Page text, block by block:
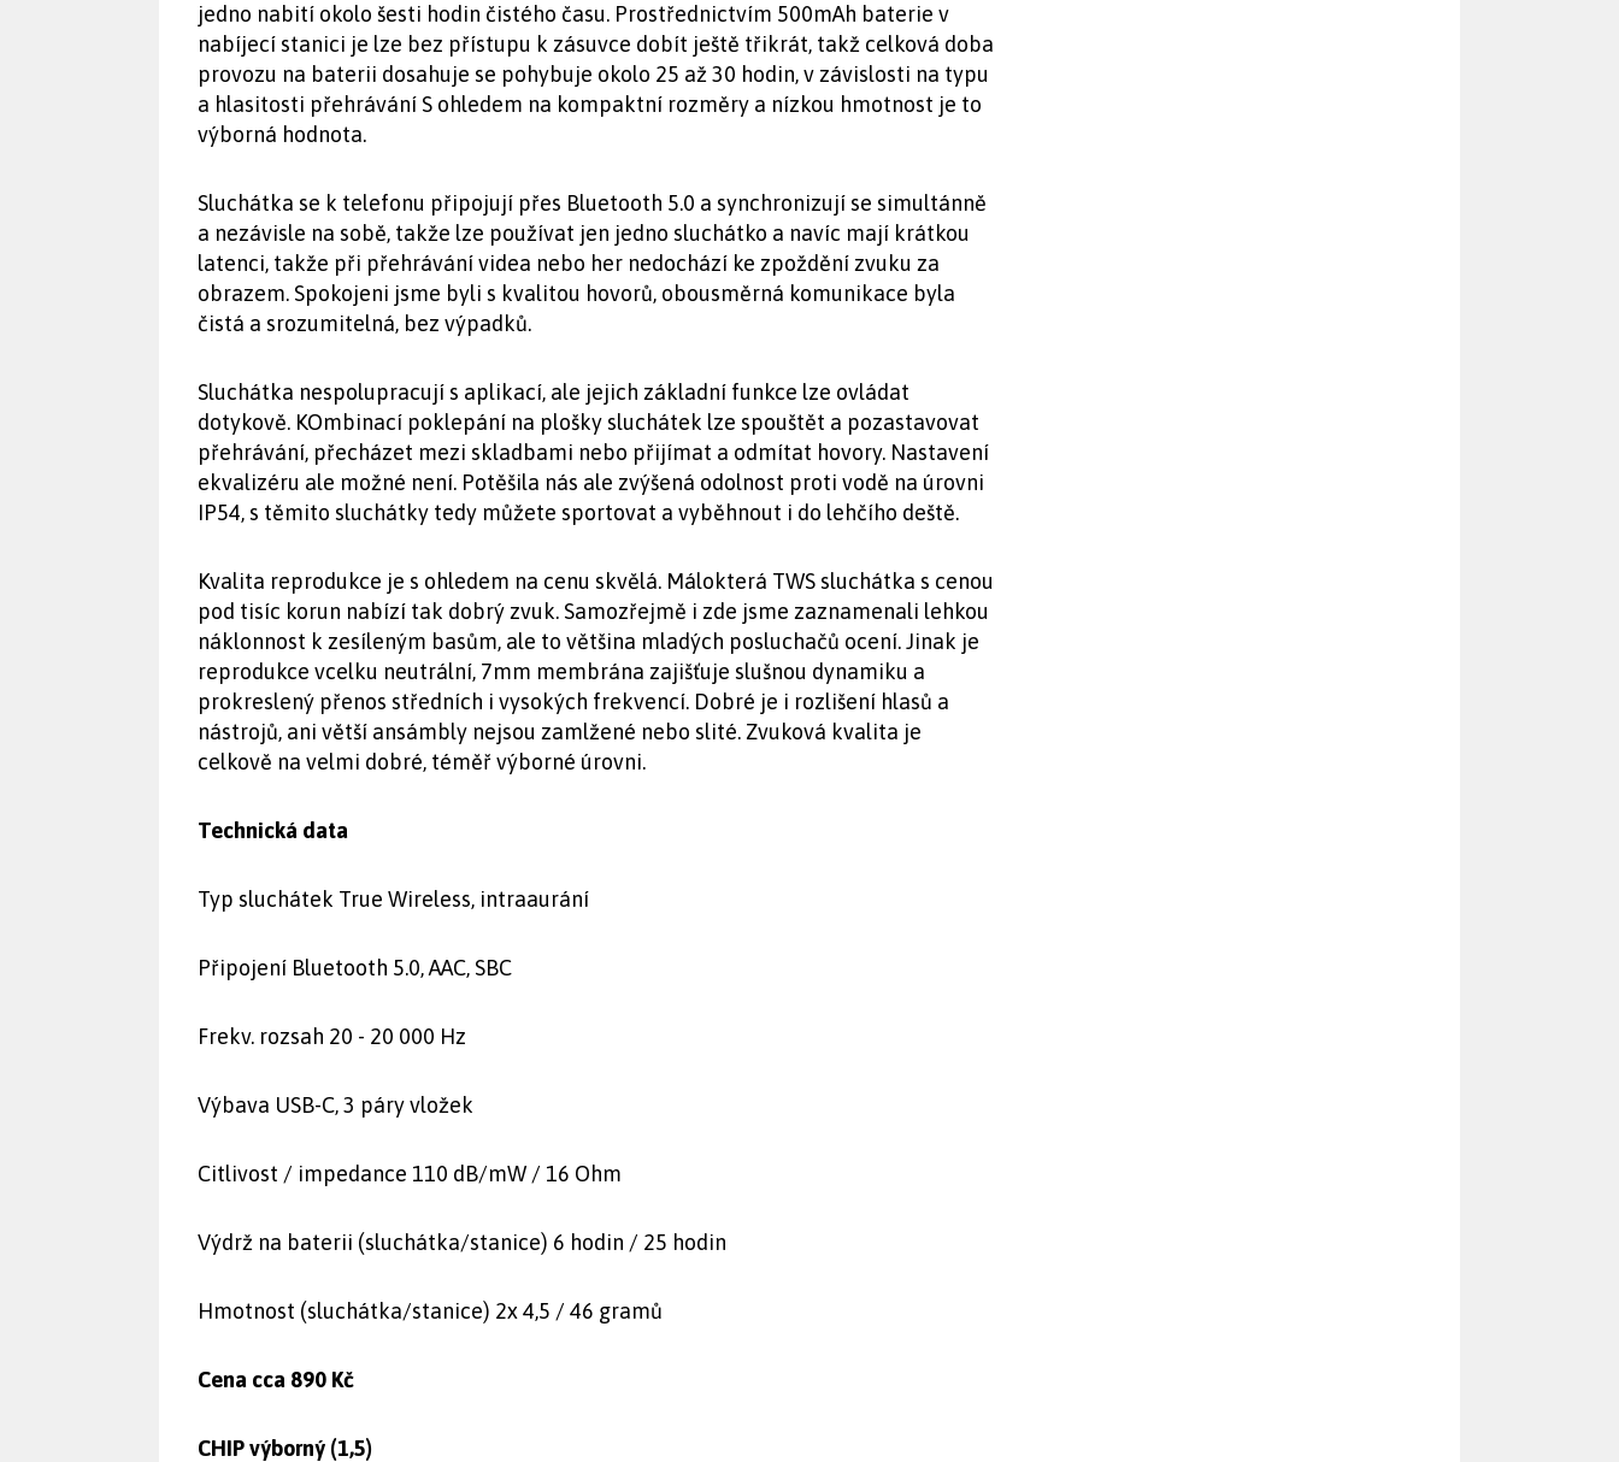
jedno nabití okolo šesti hodin čistého času. Prostřednictvím 500mAh baterie v
nabíjecí stanici je lze bez přístupu k zásuvce dobít ještě třikrát, takž celková doba
provozu na baterii dosahuje se pohybuje okolo 25 až 30 hodin, v závislosti na typu
a hlasitosti přehrávání S ohledem na kompaktní rozměry a nízkou hmotnost je to
výborná hodnota.
Sluchátka se k telefonu připojují přes Bluetooth 5.0 a synchronizují se simultánně
a nezávisle na sobě, takže lze používat jen jedno sluchátko a navíc mají krátkou
latenci, takže při přehrávání videa nebo her nedochází ke zpoždění zvuku za
obrazem. Spokojeni jsme byli s kvalitou hovorů, obousměrná komunikace byla
čistá a srozumitelná, bez výpadků.
Sluchátka nespolupracují s aplikací, ale jejich základní funkce lze ovládat
dotykově. KOmbinací poklepání na plošky sluchátek lze spouštět a pozastavovat
přehrávání, přecházet mezi skladbami nebo přijímat a odmítat hovory. Nastavení
ekvalizéru ale možné není. Potěšila nás ale zvýšená odolnost proti vodě na úrovni
IP54, s těmito sluchátky tedy můžete sportovat a vyběhnout i do lehčího deště.
Kvalita reprodukce je s ohledem na cenu skvělá. Málokterá TWS sluchátka s cenou
pod tisíc korun nabízí tak dobrý zvuk. Samozřejmě i zde jsme zaznamenali lehkou
náklonnost k zesíleným basům, ale to většina mladých posluchačů ocení. Jinak je
reprodukce vcelku neutrální, 7mm membrána zajišťuje slušnou dynamiku a
prokreslený přenos středních i vysokých frekvencí. Dobré je i rozlišení hlasů a
nástrojů, ani větší ansámbly nejsou zamlžené nebo slité. Zvuková kvalita je
celkově na velmi dobré, téměř výborné úrovni.
Technická data
Typ sluchátek True Wireless, intraaurání
Připojení Bluetooth 5.0, AAC, SBC
Frekv. rozsah 20 - 20 000 Hz
Výbava USB-C, 3 páry vložek
Citlivost / impedance 110 dB/mW / 16 Ohm
Výdrž na baterii (sluchátka/stanice) 6 hodin / 25 hodin
Hmotnost (sluchátka/stanice) 2x 4,5 / 46 gramů
Cena cca 890 Kč
CHIP výborný (1,5)